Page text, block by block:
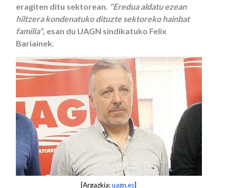
eragiten ditu sektorean. "Eredua aldatu ezean
hiltzera kondenatuko dituzte sektoreko hainbat
familia", esan du UAGN sindikatuko Felix
Bariainek.
[Argazkia: uagn.es]